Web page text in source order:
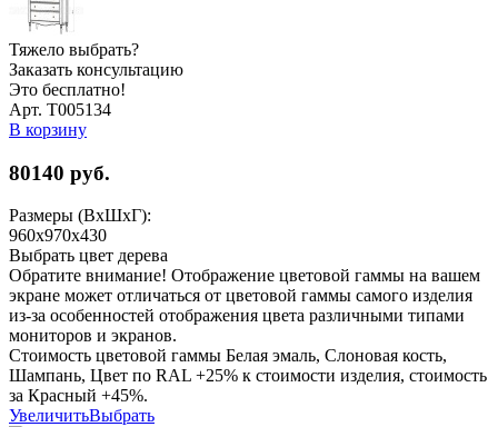
Тяжело выбрать?
Заказать консультацию
Это бесплатно!
Арт. Т005134
В корзину
80140 руб.
Размеры (ВхШхГ):
960x970x430
Выбрать цвет дерева
Обратите внимание! Отображение цветовой гаммы на вашем
экране может отличаться от цветовой гаммы самого изделия
из-за особенностей отображения цвета различными типами
мониторов и экранов.
Стоимость цветовой гаммы Белая эмаль, Слоновая кость,
Шампань, Цвет по RAL +25% к стоимости изделия, стоимость
за Красный +45%.
УвеличитьВыбрать